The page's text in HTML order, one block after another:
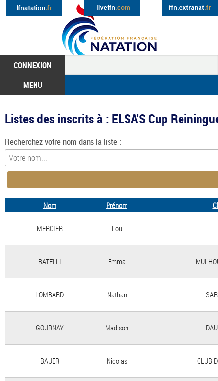
CONNEXION
MENU
Listes des inscrits à : ELSA'S Cup
Recherchez votre nom dans la liste :
Nom Prénom
MERCIER Lou
RATELLI Emma
LOMBARD Nathan
GOURNAY Madison
BAUER Nicolas CLUB